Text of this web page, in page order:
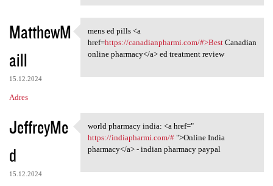
MatthewM
aill
15.12.2024
Adres
mens ed pills <a href=https:/
mens ed pills <a
href=https://canadianpharmi.com/#>BestCanadian
online pharmacy</a> ed treatment review
JeffreyMe
d
15.12.2024
world pharmacy india: <a href
world pharmacy india: <a href="
https://indiapharmi.com/#">Online India
pharmacy</a> - indian pharmacy paypal